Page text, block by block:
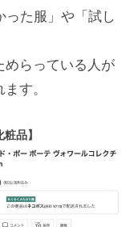
った服」や「試し
めらっている人が
す。
品】